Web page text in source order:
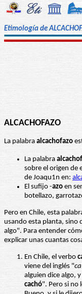
Etimología de
ALCACHOFAZO
La palabra alcachofazo
La palabra
sobre el origen de
de Joaqu1n en:
El sufijo -azo en
botellazo,
Pero en Chile, esta
usando esta planta, sino
algo". Para entender
explicar unas cuantas
En Chile, el verbo
viene del inglés "
alguien dice algo,
cachó". Pero si no